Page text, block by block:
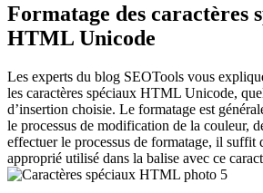
Formatage des caractères
HTML Unicode
Les experts du blog SEOTools vous
les caractères spéciaux HTML Unicode,
d’insertion choisie. Le formatage est
le processus de modification de la couleur,
effectuer le processus de formatage, il suffit
approprié utilisé dans la balise avec ce